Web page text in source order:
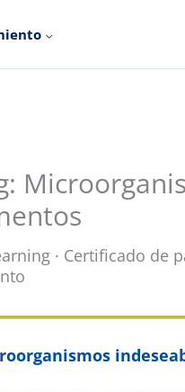
· Certificado de